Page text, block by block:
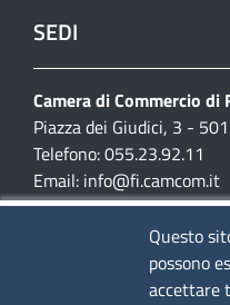
SEDI
Camera di Commercio di
Piazza dei Giudici, 3 -
Telefono: 055.23.92.11
Email: info@fi.camcom.it
Posta elettronica
Partita IVA 03097420487
Questo
possono
accettare